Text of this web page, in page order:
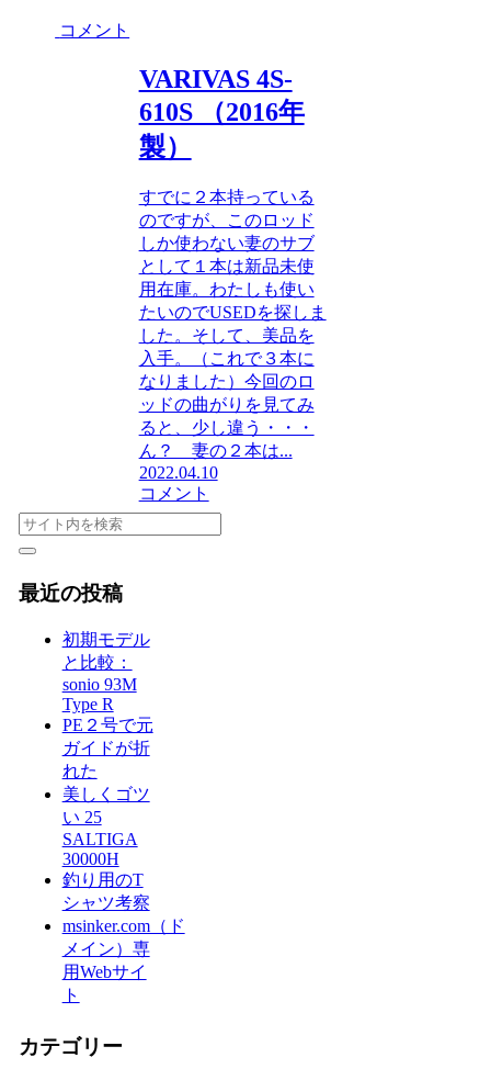
コメント
VARIVAS 4S-
610S （2016年
製）
すでに２本持っている
のですが、このロッド
しか使わない妻のサブ
として１本は新品未使
用在庫。わたしも使い
たいのでUSEDを探しま
した。そして、美品を
入手。（これで３本に
なりました）今回のロ
ッドの曲がりを見てみ
ると、少し違う・・・
ん？ 妻の２本は...
2022.04.10
コメント
最近の投稿
初期モデル
と比較：
sonio 93M
Type R
PE２号で元
ガイドが折
れた
美しくゴツ
い 25
SALTIGA
30000H
釣り用のT
シャツ考察
msinker.com（ド
メイン）専
用Webサイ
ト
カテゴリー